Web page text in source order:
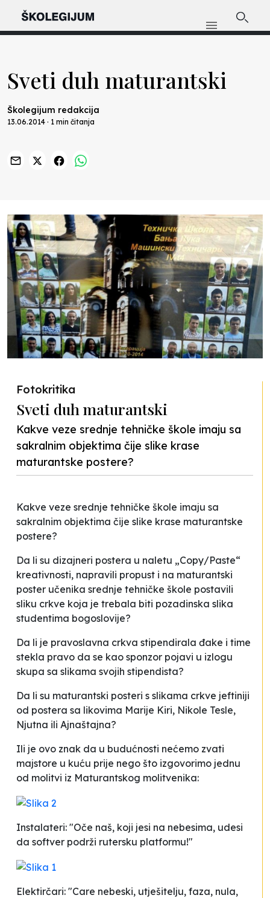
Sveti duh maturantski
Školegijum redakcija
13.06.2014 · 1 min čitanja
Fotokritika
Sveti duh maturantski
Kakve veze srednje tehničke škole imaju sa
sakralnim objektima čije slike krase
maturantske postere?
Kakve veze srednje tehničke škole imaju sa
sakralnim objektima čije slike krase maturantske
postere?
Da li su dizajneri postera u naletu „Copy/Paste“
kreativnosti, napravili propust i na maturantski
poster učenika srednje tehničke škole postavili
sliku crkve koja je trebala biti pozadinska slika
studentima bogoslovije?
Da li je pravoslavna crkva stipendirala đake i time
stekla pravo da se kao sponzor pojavi u izlogu
skupa sa slikama svojih stipendista?
Da li su maturantski posteri s slikama crkve jeftiniji
od postera sa likovima Marije Kiri, Nikole Tesle,
Njutna ili Ajnaštajna?
Ili je ovo znak da u budućnosti nećemo zvati
majstore u kuću prije nego što izgovorimo jednu
od molitvi iz Maturantskog molitvenika:
Instalateri: "Oče naš, koji jesi na nebesima, udesi
da softver podrži rutersku platformu!"
Elektirčari: "Care nebeski, utješitelju, faza, nula,